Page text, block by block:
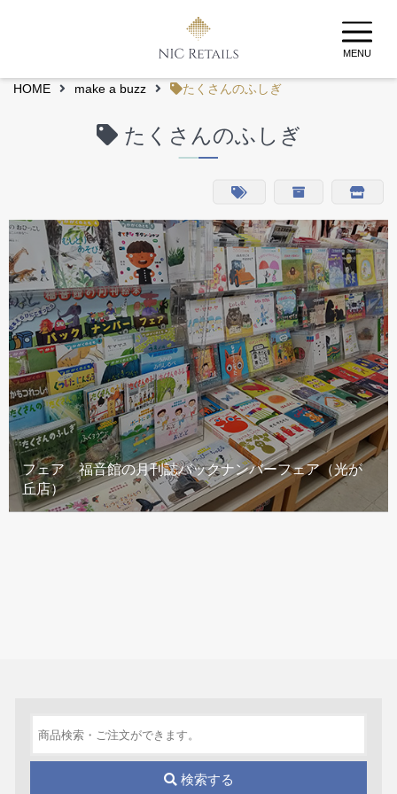
MENU
HOME make a buzz たくさんのふしぎ
たくさんのふしぎ
フェア 福音館の月刊誌バックナンバーフェア（光が
丘店）
検索する